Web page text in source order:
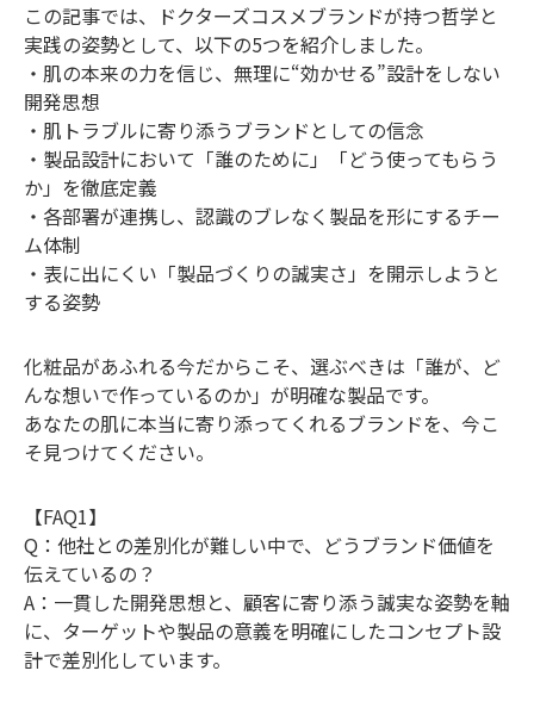
この記事では、ドクターズコスメブランドが持つ哲学と
実践の姿勢として、以下の5つを紹介しました。
・肌の本来の力を信じ、無理に“効かせる”設計をしない
開発思想
・肌トラブルに寄り添うブランドとしての信念
・製品設計において「誰のために」「どう使ってもらう
か」を徹底定義
・各部署が連携し、認識のブレなく製品を形にするチー
ム体制
・表に出にくい「製品づくりの誠実さ」を開示しようと
する姿勢
化粧品があふれる今だからこそ、選ぶべきは「誰が、ど
んな想いで作っているのか」が明確な製品です。
あなたの肌に本当に寄り添ってくれるブランドを、今こ
そ見つけてください。
【FAQ1】
Q：他社との差別化が難しい中で、どうブランド価値を
伝えているの？
A：一貫した開発思想と、顧客に寄り添う誠実な姿勢を軸
に、ターゲットや製品の意義を明確にしたコンセプト設
計で差別化しています。